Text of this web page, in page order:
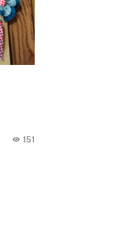
151